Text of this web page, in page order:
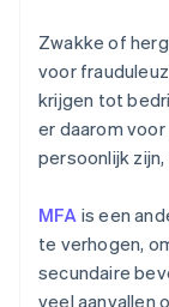
Zwakke of
voor
krijgen tot
er daarom
persoonlijk
MFA is een
te verhogen,
secundaire
veel aanvallen